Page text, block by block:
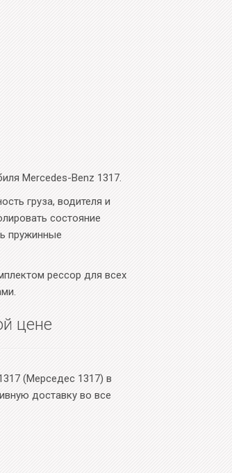
Mercedes-Benz 1317.
груза, водителя и
состояние
пружинные
рессор для всех
цене
(Мерседес 1317) в
доставку во все